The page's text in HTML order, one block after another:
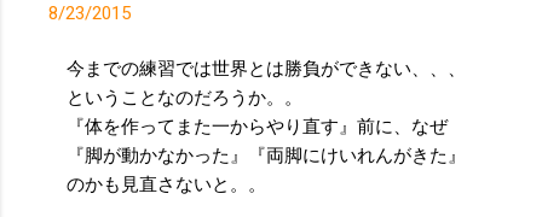
8/23/2015
今までの練習では世界とは勝負ができない、、、
ということなのだろうか。。
『体を作ってまた一からやり直す』前に、なぜ
『脚が動かなかった』『両脚にけいれんがきた』
のかも見直さないと。。